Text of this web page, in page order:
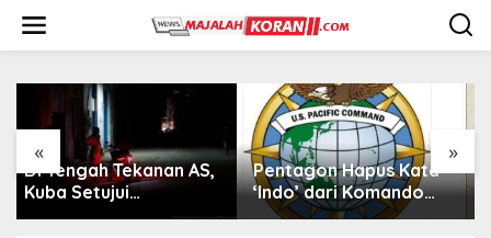
w
« »
Pentagon Hapus Kata
‘Indo’ dari Komando
Indo-Pasifik,
Iran Beli 20 Helikopter
Mi-17 dari Rusia,
Perkuat Armada Udara